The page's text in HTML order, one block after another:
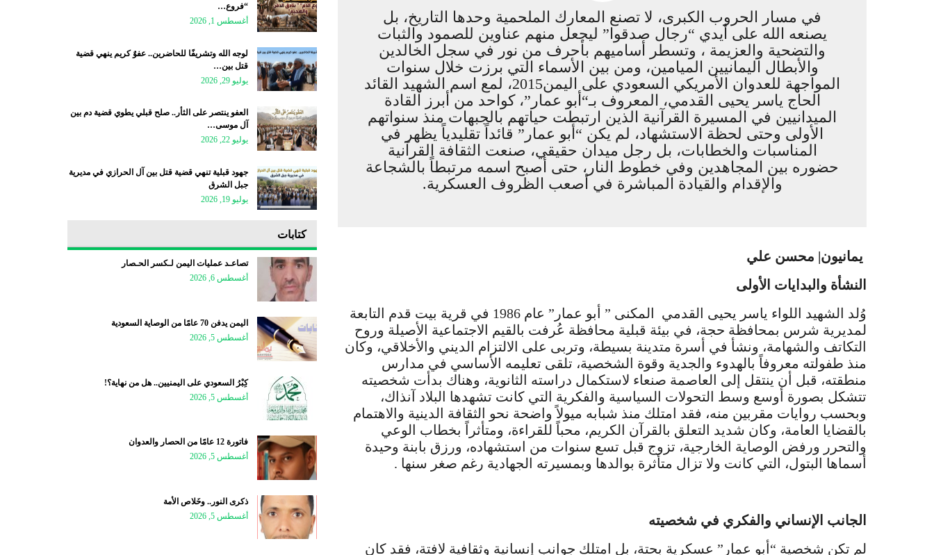
في مسار الحروب الكبرى، لا تصنع المعارك الملحمية وحدها التاريخ، بل
يصنعه الله على أيدي “رجال صدقوا” ليجعل منهم عناوين للصمود والثبات
والتضحية والعزيمة ، وتسطر أساميهم بأحرف من نور في سجل الخالدين
والأبطال اليمانيين الميامين، ومن بين الأسماء التي برزت خلال سنوات
المواجهة للعدوان الأمريكي السعودي على اليمن2015، لمع اسم الشهيد القائد
الحاج ياسر يحيى القدمي، المعروف بـ“أبو عمار”، كواحد من أبرز القادة
الميدانيين في المسيرة القرآنية الذين ارتبطت حياتهم بالجبهات منذ سنواتهم
الأولى وحتى لحظة الاستشهاد، لم يكن “أبو عمار” قائداً تقليدياً يظهر في
المناسبات والخطابات، بل رجل ميدان حقيقي، صنعت الثقافة القرآنية
حضوره بين المجاهدين وفي خطوط النار، حتى أصبح اسمه مرتبطاً بالشجاعة
والإقدام والقيادة المباشرة في أصعب الظروف العسكرية.
يمانيون| محسن علي
النشأة والبدايات الأولى
وُلد الشهيد اللواء ياسر يحيى القدمي المكنى ” أبو عمار” عام 1986 في قرية بيت قدم التابعة
لمديرية شرس بمحافظة حجة، في بيئة قبلية محافظة عُرفت بالقيم الاجتماعية الأصيلة وروح
التكاتف والشهامة، ونشأ في أسرة متدينة بسيطة، وتربى على الالتزام الديني والأخلاقي، وكان
منذ طفولته معروفاً بالهدوء والجدية وقوة الشخصية، تلقى تعليمه الأساسي في مدارس
منطقته، قبل أن ينتقل إلى العاصمة صنعاء لاستكمال دراسته الثانوية، وهناك بدأت شخصيته
تتشكل بصورة أوسع وسط التحولات السياسية والفكرية التي كانت تشهدها البلاد آنذاك،
وبحسب روايات مقربين منه، فقد امتلك منذ شبابه ميولاً واضحة نحو الثقافة الدينية والاهتمام
بالقضايا العامة، وكان شديد التعلق بالقرآن الكريم، محباً للقراءة، ومتأثراً بخطاب الوعي
والتحرر ورفض الوصاية الخارجية، تزوج قبل تسع سنوات من استشهاده، ورزق بابنة وحيدة
أسماها البتول، التي كانت ولا تزال متأثرة بوالدها وبمسيرته الجهادية رغم صغر سنها .
الجانب الإنساني والفكري في شخصيته
لم تكن شخصية “أبو عمار” عسكرية بحتة، بل امتلك جوانب إنسانية وثقافية لافتة، فقد كان
“فروع…
أغسطس 1, 2026
لوجه الله وتشريفًا للحاضرين.. عفوٌ كريم ينهي قضية
قتل بين…
يوليو 29, 2026
العفو ينتصر على الثأر.. صلح قبلي يطوي قضية دم بين
آل موسى…
يوليو 22, 2026
جهود قبلية تنهي قضية قتل بين آل الحرازي في مديرية
جبل الشرق
يوليو 19, 2026
كتابات
تصاعـد عمليات اليمن لـكسر الحـصار
أغسطس 6, 2026
اليمن يدفن 70 عامًا من الوصاية السعودية
أغسطس 5, 2026
كِبْرُ السعودي على اليمنيين.. هل من نهاية؟!
أغسطس 5, 2026
فاتورة 12 عامًا من الحصار والعدوان
أغسطس 5, 2026
ذكرى النور.. وخَلاص الأمة
أغسطس 5, 2026